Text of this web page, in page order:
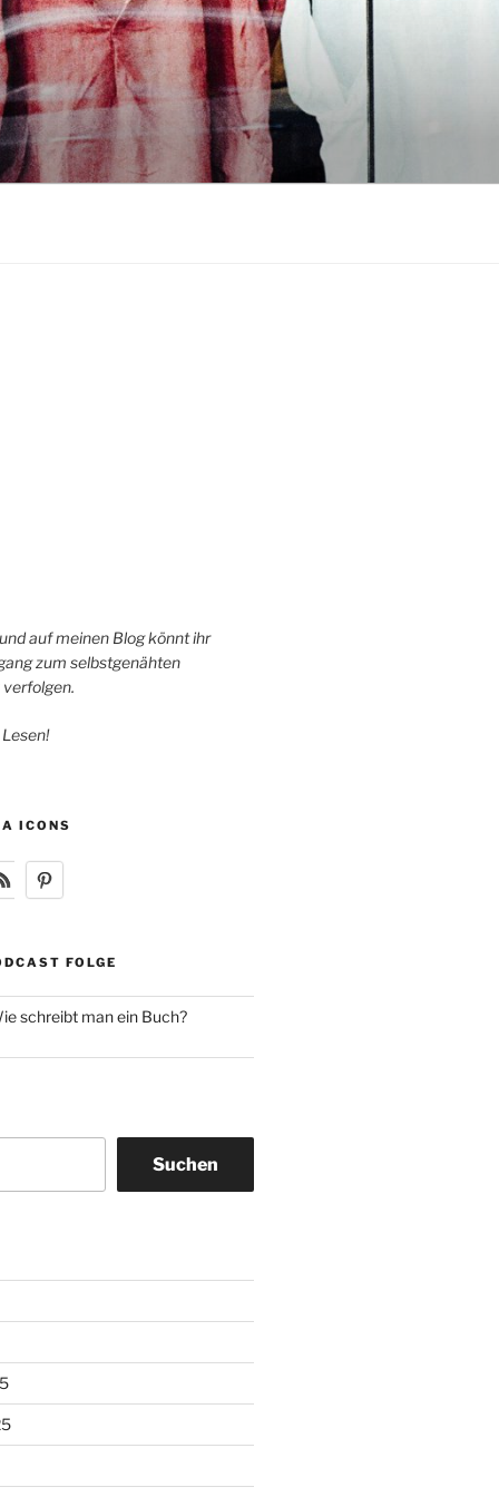
auf meinen Blog könnt ihr
zum selbstgenähten
ICONS
FOLGE
schreibt man ein Buch?
Suchen